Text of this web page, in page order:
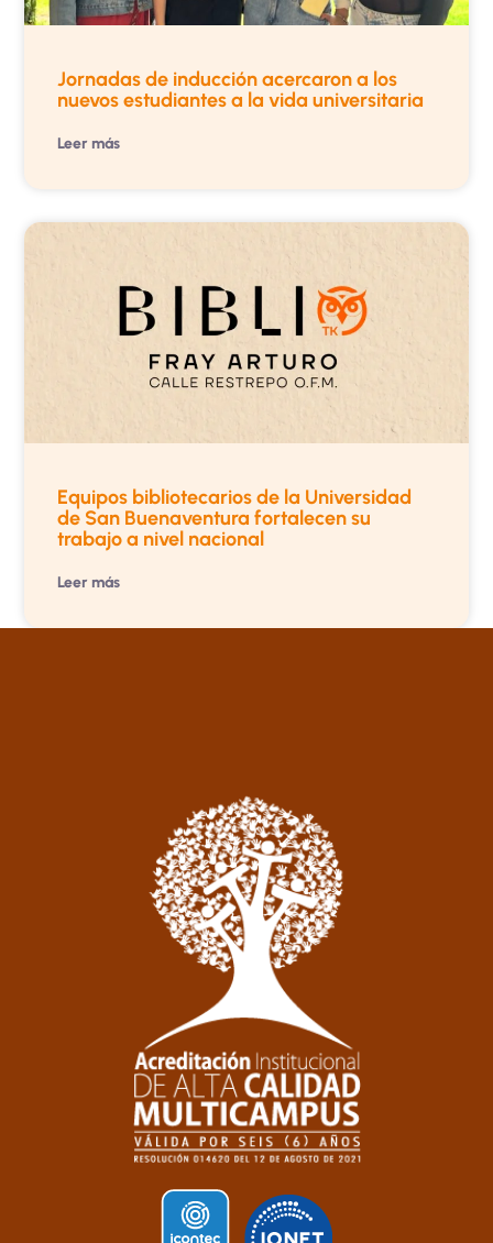
Jornadas de inducción acercaron a los
nuevos estudiantes a la vida universitaria
Leer más
Equipos bibliotecarios de la Universidad
de San Buenaventura fortalecen su
trabajo a nivel nacional
Leer más